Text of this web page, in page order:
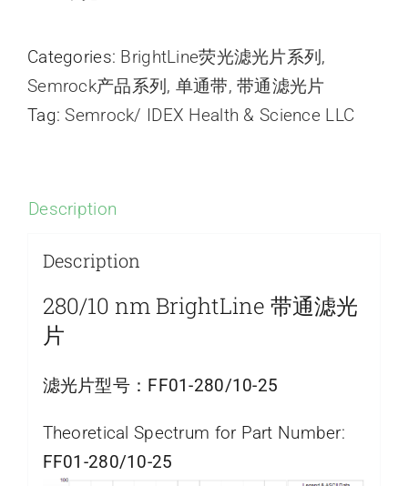
Categories: BrightLine荧光滤光片系列 ,
Semrock产品系列 , 单通带,带通滤光片
Tag:Semrock/ IDEX Health & Science LLC
Description
Description
280/10 nm BrightLine 带通滤光
片
滤光片型号： FF01-280/10-25
Theoretical Spectrum for Part Number:
FF01-280/10-25